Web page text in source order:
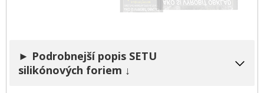
► Podrobnejší popis SETU
silikónových foriem ↓